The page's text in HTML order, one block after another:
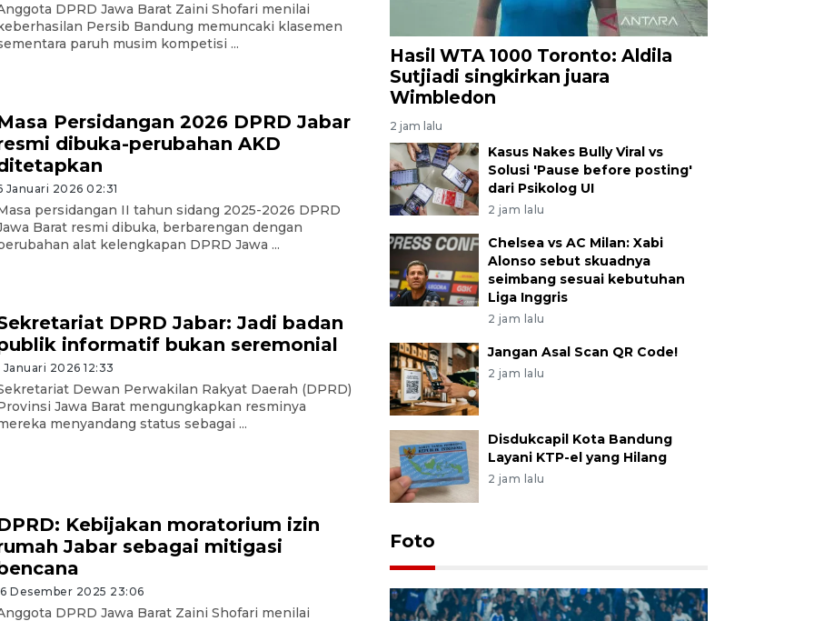
DPRD Jawa Barat Zaini Shofari menilai
Persib Bandung memuncaki klasemen
paruh musim kompetisi ...
Persidangan 2026 DPRD Jabar
dibuka-perubahan AKD
Januari 2026 02:31
persidangan II tahun sidang 2025-2026 DPRD
Barat resmi dibuka, berbarengan dengan
alat kelengkapan DPRD Jawa ...
DPRD Jabar: Jadi badan
informatif bukan seremonial
Januari 2026 12:33
Dewan Perwakilan Rakyat Daerah (DPRD)
Jawa Barat mengungkapkan resminya
menyandang status sebagai ...
Kebijakan moratorium izin
Jabar sebagai mitigasi
Desember 2025 23:06
DPRD Jawa Barat Zaini Shofari menilai
Hasil WTA 1000 Toronto: Aldila
Sutjiadi singkirkan juara
Wimbledon
2 jam lalu
Kasus Nakes Bully Viral vs
Solusi 'Pause before posting'
dari Psikolog UI
2 jam lalu
Chelsea vs AC Milan: Xabi
Alonso sebut skuadnya
seimbang sesuai kebutuhan
Liga Inggris
2 jam lalu
Jangan Asal Scan QR Code!
2 jam lalu
Disdukcapil Kota Bandung
Layani KTP-el yang Hilang
2 jam lalu
Foto